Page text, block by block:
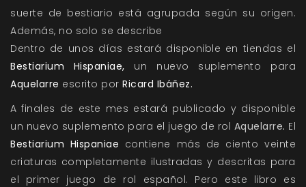
suerte de bestiario está agrupada según su origen.
Además, no solo se describe
Dentro de unos días estará disponible en tiendas el
Bestiarium Hispaniae, un nuevo suplemento para
Aquelarre escrito por Ricard Ibáñez.
A finales de este mes estará publicado y disponible
un nuevo suplemento para el juego de rol Aquelarre. El
Bestiarium Hispaniae contiene más de ciento veinte
criaturas completamente ilustradas y descritas para
el primer juego de rol español. Pero este libro es